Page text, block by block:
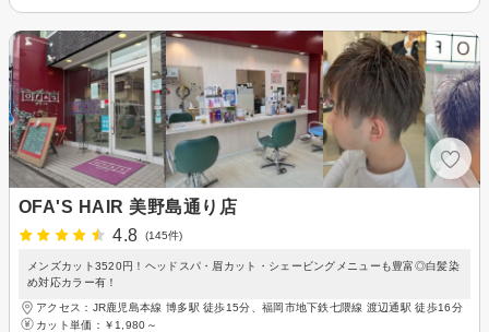
OFA'S HAIR 美野島通り店
4.8
(145件)
メンズカット3520円！ヘッドスパ・眉カット・シェービングメニューも豊富◎白髪染
め対応カラー有！
アクセス：JR鹿児島本線 博多駅 徒歩15分、福岡市地下鉄七隈線 渡辺通駅 徒歩16分
カット単価： ￥1,980～